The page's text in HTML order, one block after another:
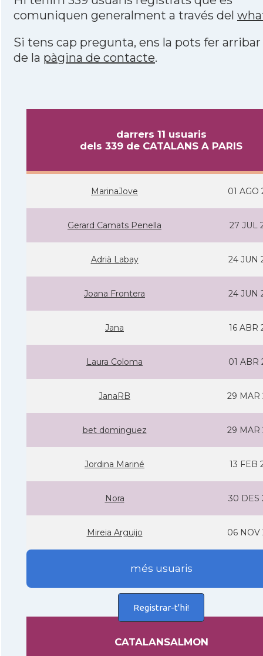
comuniquen generalment a través del
Si tens cap pregunta, ens la pots fer arribar
de la pàgina de contacte.
darrers 11 usuaris
dels 339 de CATALANS A PARIS
MarinaJove 01 AGO
Gerard Camats Penella 27 JUL
Adrià Labay 24 JUN
Joana Frontera 24 JUN
Jana 16 ABR
Laura Coloma 01 ABR
JanaRB 29 MAR
bet dominguez 29 MAR
Jordina Mariné 13 FEB
Nora 30 DES
Mireia Arguijo 06 NOV
més usuaris
Registrar-t'hi!
CATALANSALMON